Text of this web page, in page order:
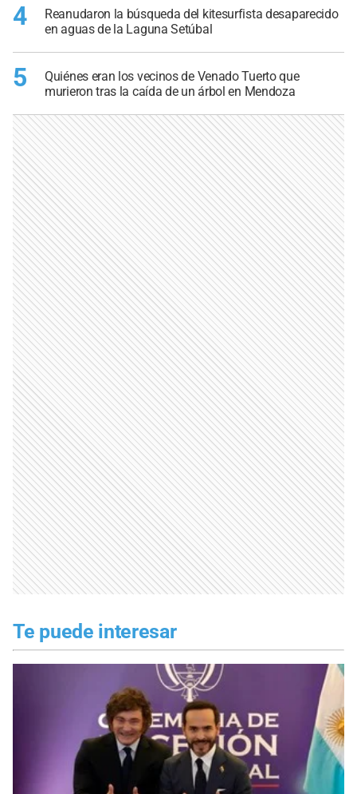
4
Reanudaron la búsqueda del kitesurfista desaparecido
en aguas de la Laguna Setúbal
5
Quiénes eran los vecinos de Venado Tuerto que
murieron tras la caída de un árbol en Mendoza
Te puede interesar